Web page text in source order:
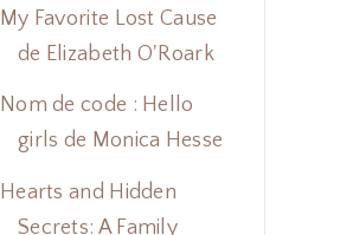
My Favorite Lost Cause
de Elizabeth O'Roark
Nom de code : Hello
girls de Monica Hesse
Hearts and Hidden
Secrets: A Family